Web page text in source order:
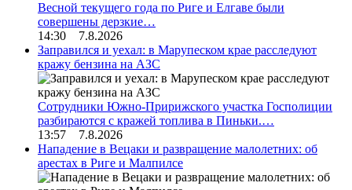
Весной текущего года по Риге и Елгаве были
совершены дерзкие…
14:30 7.8.2026
Заправился и уехал: в Марупеском крае расследуют
кражу бензина на АЗС
Сотрудники Южно-Пририжского участка Госполиции
разбираются с кражей топлива в Пиньки.…
13:57 7.8.2026
Нападение в Вецаки и развращение малолетних: об
арестах в Риге и Малпилсе